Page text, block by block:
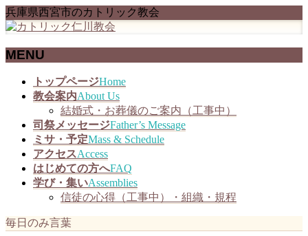
兵庫県西宮市のカトリック教会
MENU
トップページHome
教会案内About Us
結婚式・お葬儀のご案内（工事中）
司祭メッセージFather’s Message
ミサ・予定Mass & Schedule
アクセスAccess
はじめての方へFAQ
学び・集いAssemblies
信徒の心得（工事中）・組織・規程
毎日のみ言葉